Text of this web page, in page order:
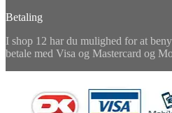
Betaling
I shop 12 har du mulighed for at
betale med Visa og Mastercard og